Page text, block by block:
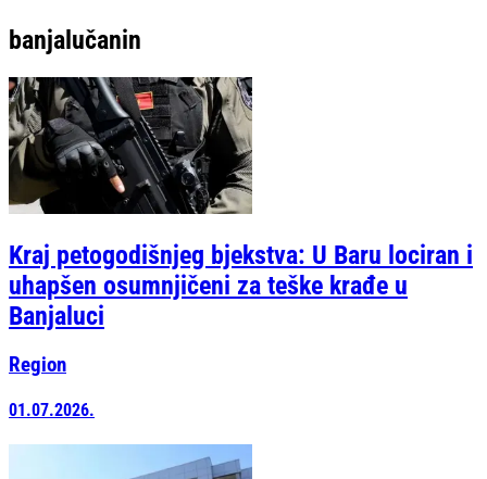
banjalučanin
Kraj petogodišnjeg bjekstva: U Baru lociran i
uhapšen osumnjičeni za teške krađe u
Banjaluci
Region
01.07.2026.